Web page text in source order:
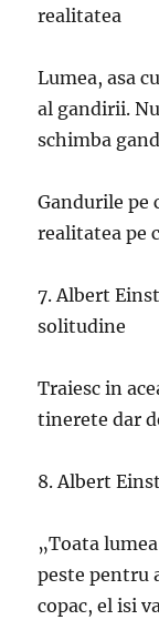
realitatea
Lumea, asa
al gandirii.
schimba
Gandurile pe
realitatea pe
7. Albert
solitudine
Traiesc in
tinerete dar
8. Albert
„Toata
peste pentru
copac, el isi